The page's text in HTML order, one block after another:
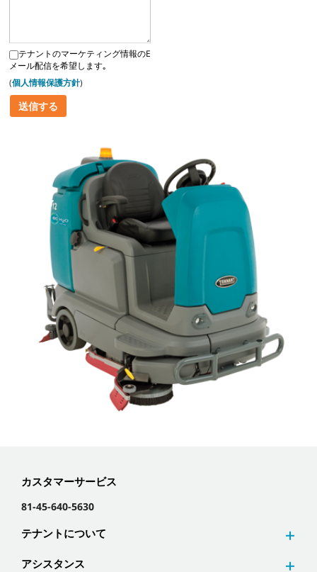
テナントのマーケティング情報のE
メール配信を希望します｡
(個人情報保護方針)
カスタマーサービス
81-45-640-5630
テナントについて
アシスタンス